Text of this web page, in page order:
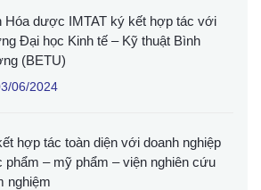
Hóa dược IMTAT ký kết hợp tác với
Đại học Kinh tế – Kỹ thuật Bình
(BETU)
06/2024
hợp tác toàn diện với doanh nghiệp
phẩm – mỹ phẩm – viện nghiên cứu
nghiệm